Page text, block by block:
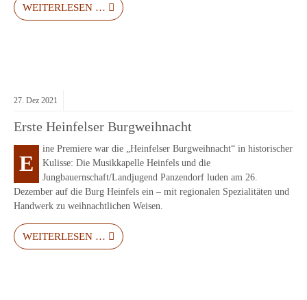
WEITERLESEN …
27. Dez 2021
Erste Heinfelser Burgweihnacht
E
ine Premiere war die „Heinfelser Burgweihnacht“ in historischer
Kulisse: Die Musikkapelle Heinfels und die
Jungbauernschaft/Landjugend Panzendorf luden am 26.
Dezember auf die Burg Heinfels ein – mit regionalen Spezialitäten und
Handwerk zu weihnachtlichen Weisen.
WEITERLESEN …